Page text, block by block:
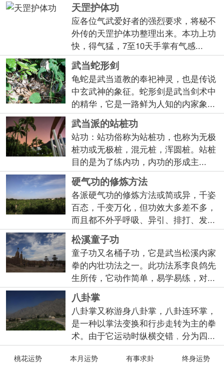
天罡护体功
应各位气武爱好者的强烈要求，将秘不
外传的天罡护体功整理出来。本功上功
快，得气猛，7至10天手掌有气感...
武当蛇形剑
龟蛇是武当道教的奉祀神灵，也是传说
中玄武神的象征。蛇形剑是武当剑术中
的精华，它是一路鲜为人知的内家象...
武当派的站桩功
站功：站功俗称为站桩功，也称为无极
桩功或无极桩，混元桩，浑圆桩。站桩
目的是为了练内功，内功的形成主...
硬气功的修炼方法
各派硬气功的修炼方法或简或异，千姿
百态，千变万化，但功效大多差不多，
而且都不外乎呼吸、异引、排打、发...
松溪童子功
童子功又名桶子功，它是武当松溪内家
拳的内壮功法之一。此功法系李良鸽先
生所传，它动作简单，易学易练，对...
八卦掌
八卦掌又称游身八卦掌，八卦连环掌，
是一种以掌法变换和行步走转为主的拳
术。由于它运动时纵横交错﹐分为四...
桃花运势 本月运势 有事求卦 终身运势